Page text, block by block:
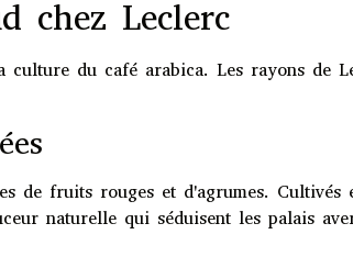
chez Leclerc
du café arabica. Les rayons de
de fruits rouges et d'agrumes. Cultivés
naturelle qui séduisent les palais